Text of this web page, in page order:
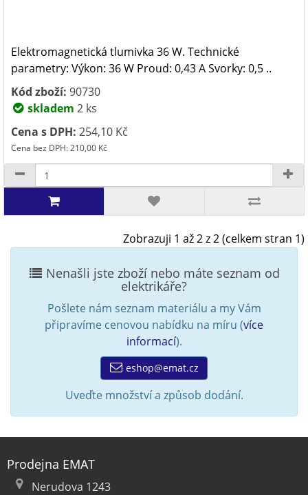
Elektromagnetická tlumivka 36 W. Technické
parametry: Výkon: 36 W Proud: 0,43 A Svorky: 0,5 ..
Kód zboží: 90730
skladem 2 ks
Cena s DPH: 254,10 Kč
Cena bez DPH: 210,00 Kč
Zobrazuji 1 až 2 z 2 (celkem stran 1)
Nenašli jste zboží nebo máte seznam od
elektrikáře?
Pošlete nám seznam materiálu a my Vám
připravíme cenovou nabídku na míru (více
informací).
eshop@emat.cz
Uveďte množství a způsob dodání.
Prodejna EMAT
Nerudova 1243